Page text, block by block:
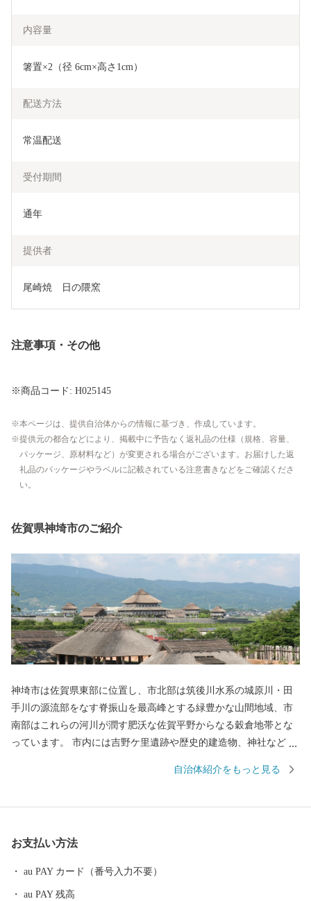
内容量
箸置×2（径 6cm×高さ1cm）
配送方法
常温配送
受付期間
通年
提供者
尾崎焼　日の隈窯
注意事項・その他
※商品コード: H025145
本ページは、提供自治体からの情報に基づき、作成しています。
提供元の都合などにより、掲載中に予告なく返礼品の仕様（規格、容量、
パッケージ、原材料など）が変更される場合がございます。お届けした返
礼品のパッケージやラベルに記載されている注意書きなどをご確認くださ
い。
佐賀県神埼市のご紹介
神埼市は佐賀県東部に位置し、市北部は筑後川水系の城原川・田
手川の源流部をなす脊振山を最高峰とする緑豊かな山間地域、市
南部はこれらの河川が潤す肥沃な佐賀平野からなる穀倉地帯とな
っています。 市内には吉野ケ里遺跡や歴史的建造物、神社などの
継承され、地域文化として形成されています。
自治体紹介をもっと見る
お支払い方法
au PAY カード（番号入力不要）
au PAY 残高